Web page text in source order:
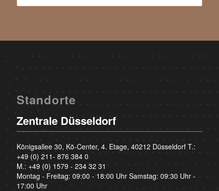
Standorte
Zentrale Düsseldorf
Königsallee 30, Kö-Center, 4. Etage, 40212 Düsseldorf T.:
+49 (0) 211- 876 384 0
M.: +49 (0) 1579 - 234 32 31
Montag - Freitag: 09:00 - 18:00 Uhr Samstag: 09:30 Uhr -
17:00 Uhr